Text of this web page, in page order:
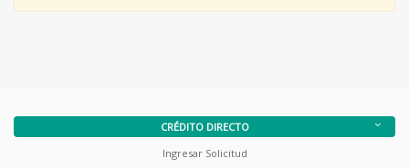
CRÉDITO DIRECTO
Ingresar Solicitud